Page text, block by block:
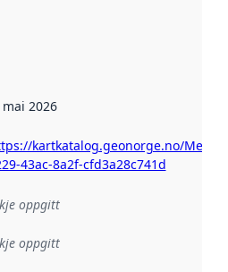
mai 2026
kartkatalog.geonorge.no/
43ac-8a2f-cfd3a28c741d
oppgitt
oppgitt